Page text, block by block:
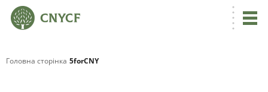
Головна сторінка 5forCNY